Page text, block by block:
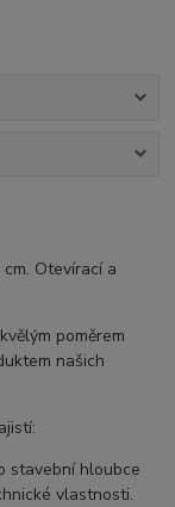
Otevírací a
poměrem
našich
stavební hloubce
vlastnosti.